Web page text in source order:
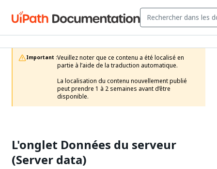
Important :Veuillez noter que ce contenu a été localisé en
partie à l’aide de la traduction automatique.
La localisation du contenu nouvellement publié
peut prendre 1 à 2 semaines avant d’être
disponible.
L'onglet Données du serveur
(Server data)